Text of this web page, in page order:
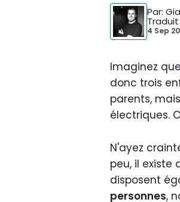
Par:
4 Sep
Imaginez
donc trois
parents,
électriques.
N'ayez
peu, il existe
disposent
personnes,